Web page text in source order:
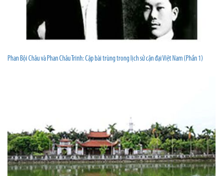
Phan Bội Châu và Phan Châu Trinh: Cặp bài trùng trong lịch sử cận đại Việt Nam (Phần 1)